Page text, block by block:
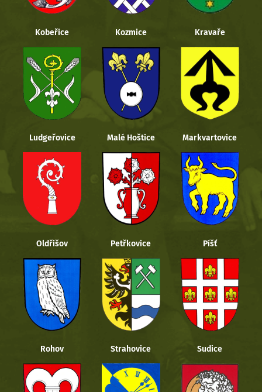
Kobeřice Kozmice Kravaře
Ludgeřovice Malé Hoštice Markvartovice
Oldřišov Petřkovice Píšť
Rohov Strahovice Sudice